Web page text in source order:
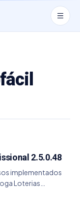
2.5.0.48
implementados
Loterias
na
em A4, no qual